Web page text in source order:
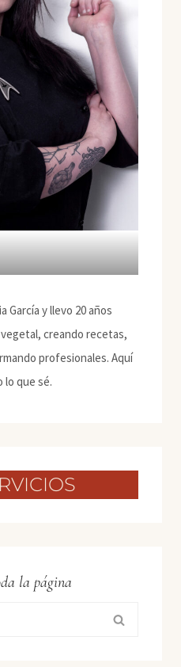
García y llevo 20 años
creando recetas,
profesionales. Aquí
lo que sé.
la página